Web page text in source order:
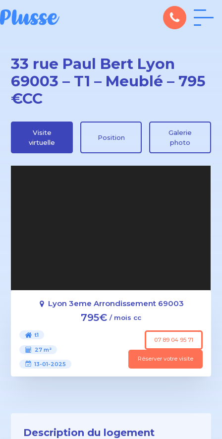
33 rue Paul Bert Lyon
69003 – T1 – Meublé – 795
€CC
Visite
virtuelle
Position
Galerie
photo
Lyon 3eme Arrondissement 69003
795€ / mois cc
t1
27 m²
13-01-2025
07 89 04 95 71
Réserver votre visite
Description du logement